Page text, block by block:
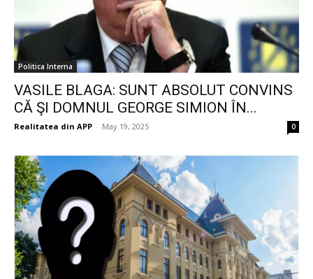
Politica Interna
VASILE BLAGA: SUNT ABSOLUT CONVINS
CĂ ŞI DOMNUL GEORGE SIMION ÎN...
Realitatea din APP - May 19, 2025 0